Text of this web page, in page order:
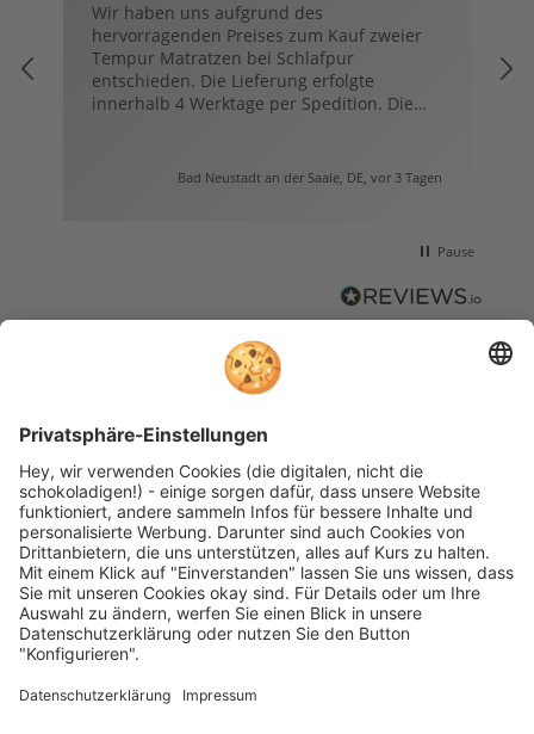
Wir haben uns aufgrund des
hervorragenden Preises zum Kauf zweier
Tempur Matratzen bei Schlafpur
entschieden. Die Lieferung erfolgte
innerhalb 4 Werktage per Spedition. Die
wieder per Schlafpur bestellen.
Bad Neustadt an der Saale, DE, vor 3 Tagen
Pause
Wir nutzen reviews.io als unabhängigen Dienstleister für die Einholung von
Bewertungen. Erfahren Sie mehr unter unseren
Kundenbewertungen
Widerruf Retoure Impressum
Datenschutz